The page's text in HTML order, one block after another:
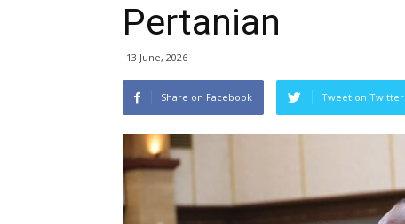
Pertanian
13 June, 2026
Share on Facebook Tweet on Twitter